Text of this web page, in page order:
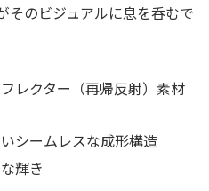
そのビジュアルに息を呑むで
レクター（再帰反射）素材
シームレスな成形構造
輝き